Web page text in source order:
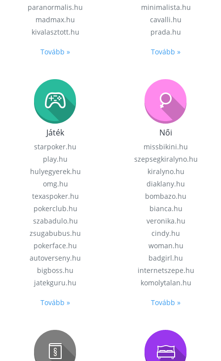
paranormalis.hu
madmax.hu
kivalasztott.hu
Tovább »
minimalista.hu
cavalli.hu
prada.hu
Tovább »
Játék
starpoker.hu
play.hu
hulyegyerek.hu
omg.hu
texaspoker.hu
pokerclub.hu
szabadulo.hu
zsugabubus.hu
pokerface.hu
autoverseny.hu
bigboss.hu
jatekguru.hu
Tovább »
Női
missbikini.hu
szepsegkiralyno.hu
kiralyno.hu
diaklany.hu
bombazo.hu
bianca.hu
veronika.hu
cindy.hu
woman.hu
badgirl.hu
internetszepe.hu
komolytalan.hu
Tovább »